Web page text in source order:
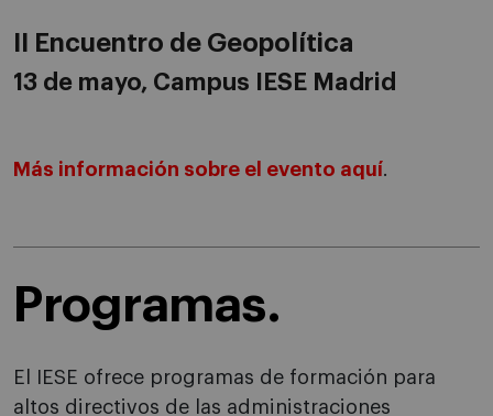
II Encuentro de Geopolítica
13 de mayo, Campus IESE Madrid
Más información sobre el evento aquí.
Programas.
El IESE ofrece programas de formación para
altos directivos de las administraciones